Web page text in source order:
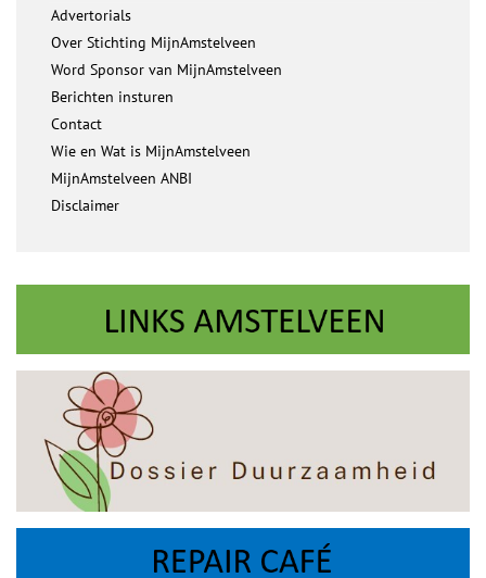
Advertorials
Over Stichting MijnAmstelveen
Word Sponsor van MijnAmstelveen
Berichten insturen
Contact
Wie en Wat is MijnAmstelveen
MijnAmstelveen ANBI
Disclaimer